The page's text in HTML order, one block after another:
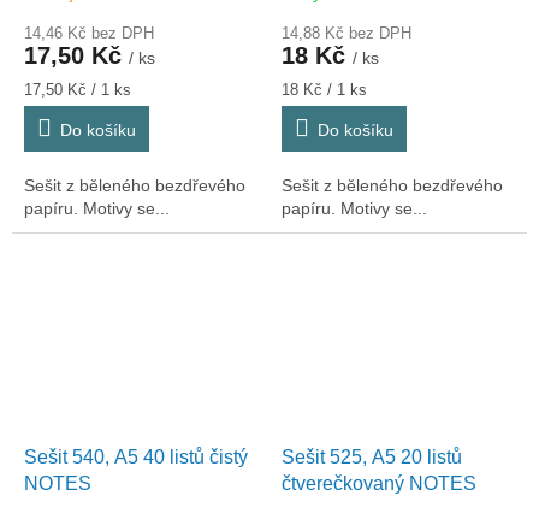
14,46 Kč bez DPH
17,50 Kč / ks
Měrná
cena:
17,50 Kč / 1 ks
Do košíku
Sešit z běleného bezdřevého
papíru. Motivy se...
14,88 Kč bez DPH
18 Kč / ks
Měrná
cena:
18 Kč / 1 ks
Do košíku
Sešit z běleného bezdřevého
papíru. Motivy se...
Sešit 540, A5 40 listů čistý
NOTES
Sešit 525, A5 20 listů
čtverečkovaný NOTES